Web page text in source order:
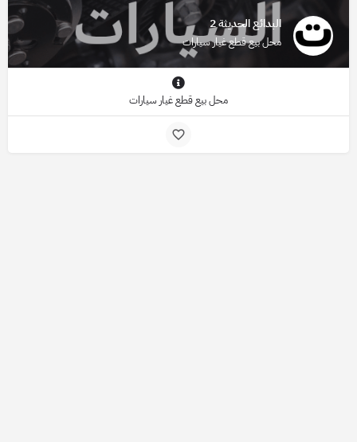
البدائع الحديثة 2
محل بيع قطع غيار سيارات
محل بيع قطع غيار سيارات